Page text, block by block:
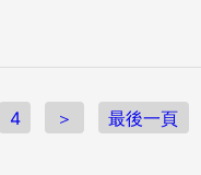
4 ＞ 最後一頁